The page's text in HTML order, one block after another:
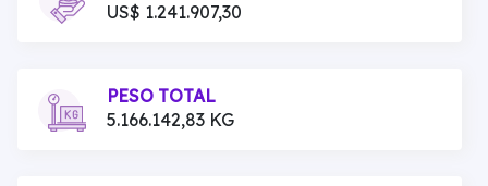
US$ 1.241.907,30
PESO TOTAL
5.166.142,83 KG